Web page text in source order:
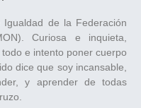
de la Federación
Curiosa e inquieta,
e intento poner cuerpo
dice que soy incansable,
y aprender de todas